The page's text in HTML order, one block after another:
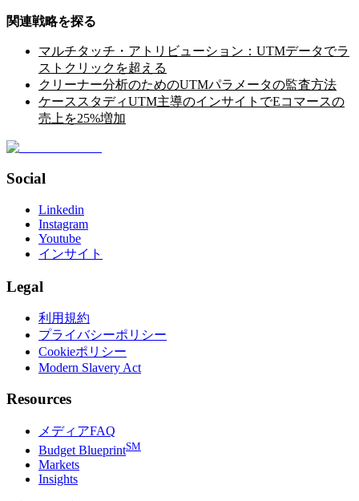
関連戦略を探る
マルチタッチ・アトリビューション：UTMデータでラ
ストクリックを超える
クリーナー分析のためのUTMパラメータの監査方法
ケーススタディUTM主導のインサイトでEコマースの
売上を25%増加
Social
Linkedin
Instagram
Youtube
インサイト
Legal
利用規約
プライバシーポリシー
Cookieポリシー
Modern Slavery Act
Resources
メディアFAQ
Budget BlueprintSM
Markets
Insights